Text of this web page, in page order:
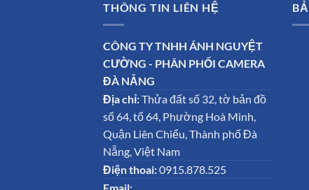
THÔNG TIN LIÊN HỆ
CÔNG TY TNHH ÁNH NGUYỆT
CƯỜNG - PHÂN PHỐI CAMERA
ĐÀ NẴNG
Địa chỉ:Thửa đất số 32, tờ bản đồ
số 64, tổ 64, Phường Hoà Minh,
Quận Liên Chiểu, Thành phố Đà
Nẵng, Việt Nam
Điện thoai:0915.878.525